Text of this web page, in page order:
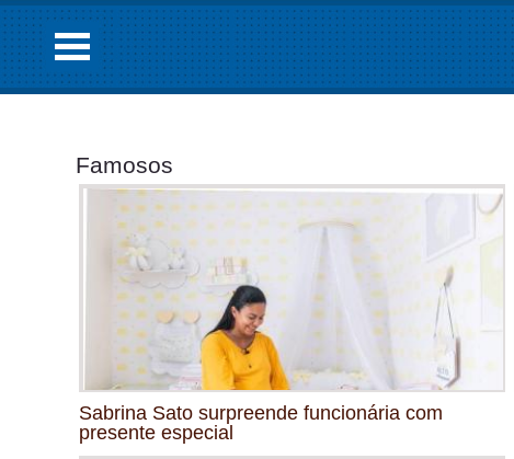
Famosos
Sabrina Sato surpreende funcionária com
presente especial